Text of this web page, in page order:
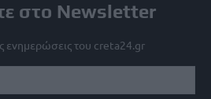
στο Newsletter
ενημερώσεις του creta24.gr